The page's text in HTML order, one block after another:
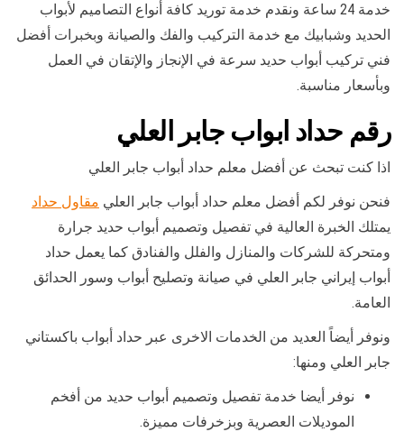
خدمة 24 ساعة ونقدم خدمة توريد كافة أنواع التصاميم لأبواب
الحديد وشبابيك مع خدمة التركيب والفك والصيانة وبخبرات أفضل
فني تركيب أبواب حديد سرعة في الإنجاز والإتقان في العمل
وبأسعار مناسبة.
رقم حداد ابواب جابر العلي
اذا كنت تبحث عن أفضل معلم حداد أبواب جابر العلي
فنحن نوفر لكم أفضل معلم حداد أبواب جابر العلي مقاول حداد
يمتلك الخبرة العالية في تفصيل وتصميم أبواب حديد جرارة
ومتحركة للشركات والمنازل والفلل والفنادق كما يعمل حداد
أبواب إيراني جابر العلي في صيانة وتصليح أبواب وسور الحدائق
العامة.
ونوفر أيضاً العديد من الخدمات الاخرى عبر حداد أبواب باكستاني
جابر العلي ومنها:
نوفر أيضا خدمة تفصيل وتصميم أبواب حديد من أفخم
الموديلات العصرية وبزخرفات مميزة.